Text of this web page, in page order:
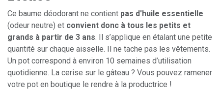
Ce baume déodorant ne contient pas d'huile essentielle
(odeur neutre) et convient donc à tous les petits et
grands à partir de 3 ans. Il s’applique en étalant une petite
quantité sur chaque aisselle. Il ne tache pas les vêtements.
Un pot correspond à environ 10 semaines d’utilisation
quotidienne. La cerise sur le gâteau ? Vous pouvez ramener
votre pot en boutique le rendre à la productrice !